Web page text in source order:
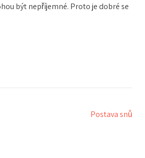
být nepříjemné. Proto je dobré se
Postava snů